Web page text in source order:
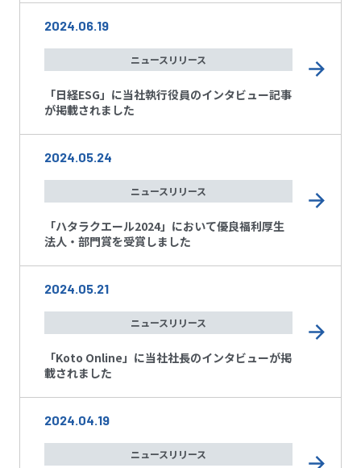
2024.06.19
ニュースリリース
「日経ESG」に当社執行役員のインタビュー記事
が掲載されました
2024.05.24
ニュースリリース
「ハタラクエール2024」において優良福利厚生
法人・部門賞を受賞しました
2024.05.21
ニュースリリース
「Koto Online」に当社社長のインタビューが掲
載されました
2024.04.19
ニュースリリース